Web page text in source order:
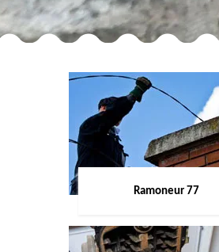
Ramoneur 77